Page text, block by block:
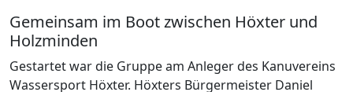
Gemeinsam im Boot zwischen Höxter und
Holzminden
Gestartet war die Gruppe am Anleger des Kanuvereins
Wassersport Höxter. Höxters Bürgermeister Daniel